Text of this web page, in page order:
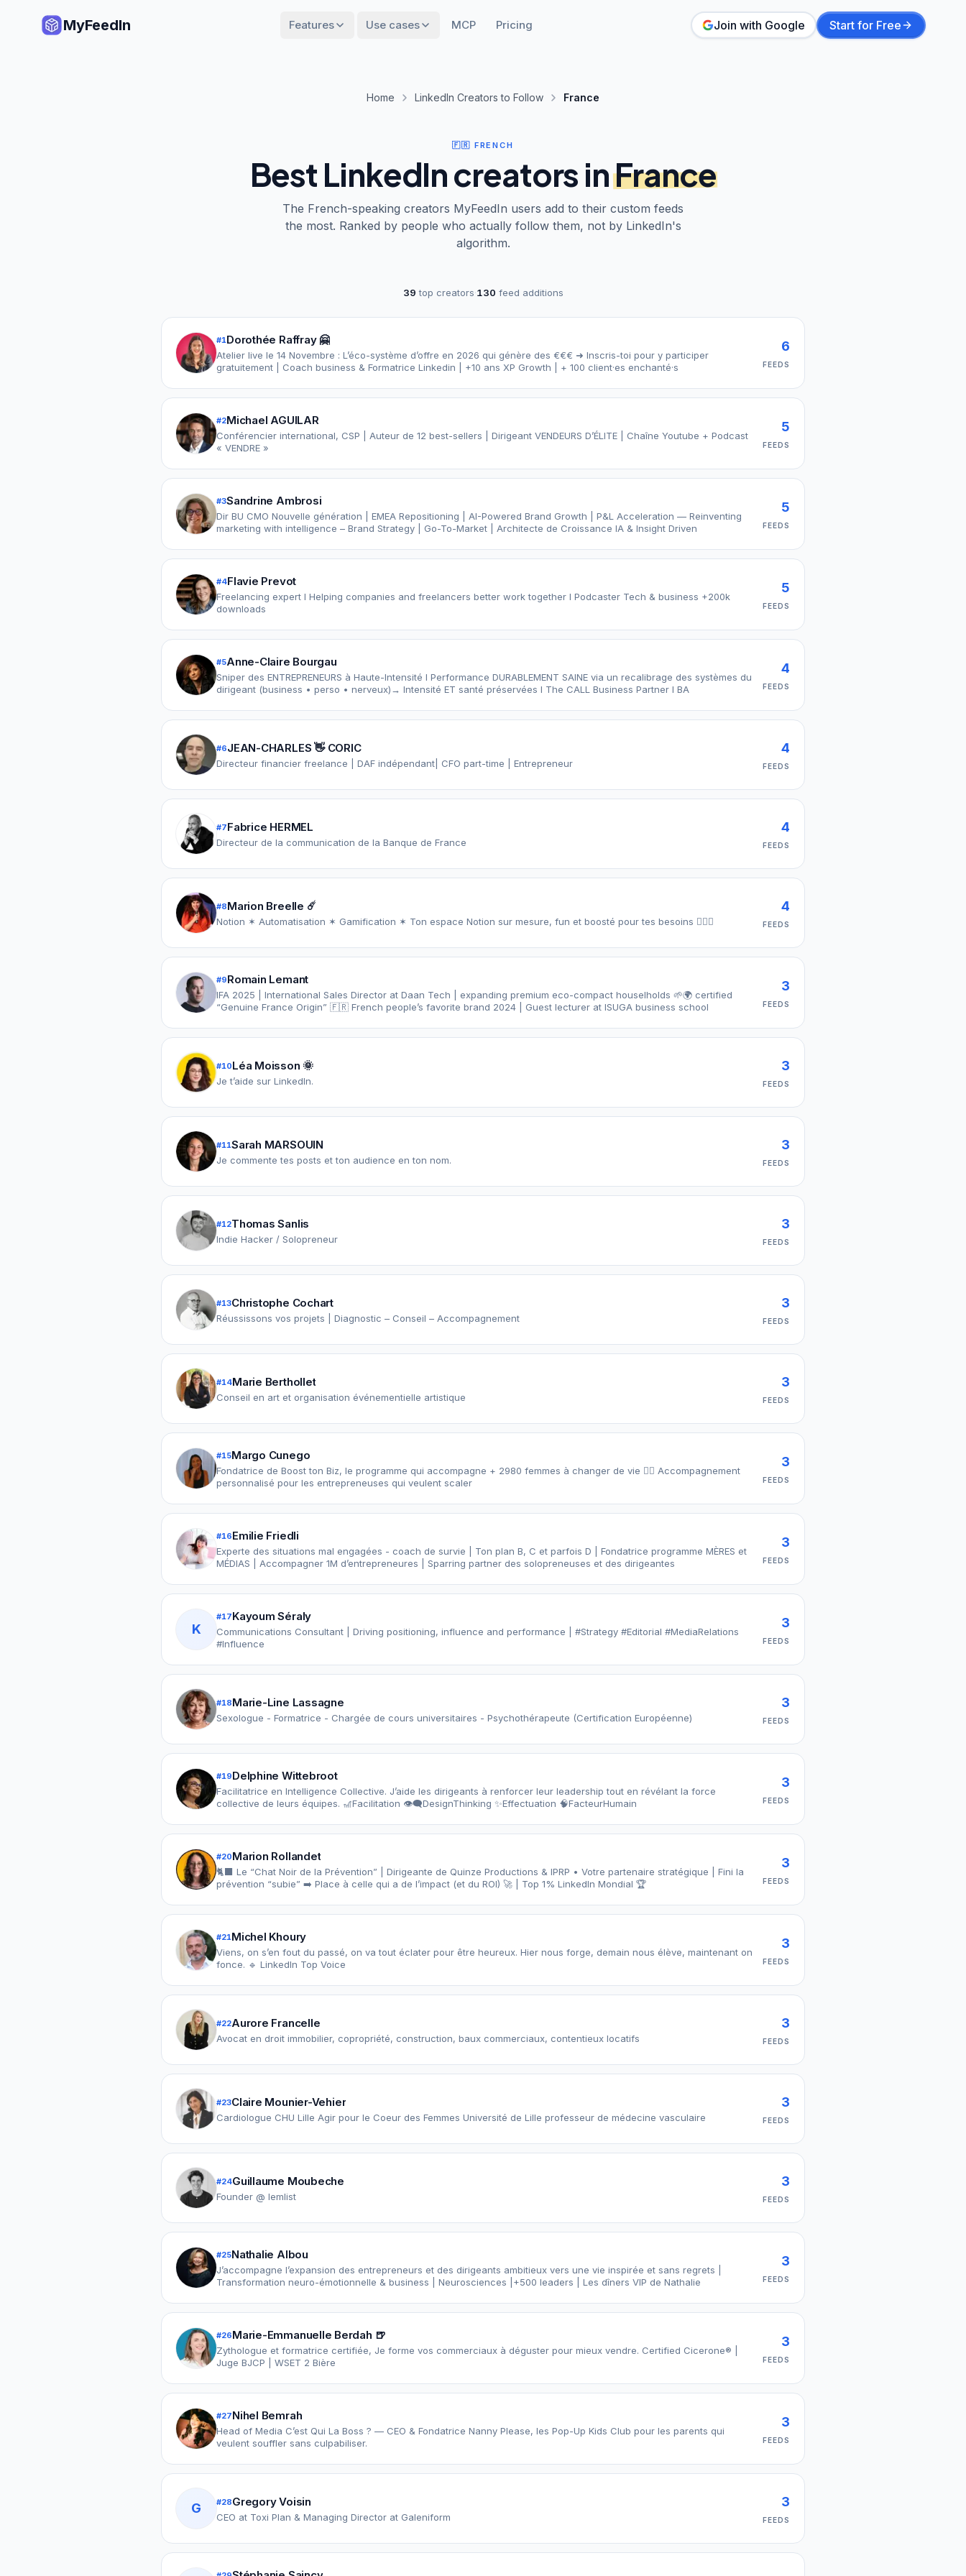
MyFeedIn Features Use cases MCP Pricing Join with Google Start for Free
Home LinkedIn Creators to Follow France
🇫🇷 FRENCH
Best LinkedIn creators inFrance
The French-speaking creators MyFeedIn users add to their custom feeds
the most. Ranked by people who actually follow them, not by LinkedIn's
algorithm.
39 top creators·130 feed additions
#1Dorothée Raffray 🤗
Atelier live le 14 Novembre : L’éco-système d’offre en 2026 qui génère des €€€ ➜ Inscris-toi pour y participer
gratuitement | Coach business & Formatrice Linkedin | +10 ans XP Growth | + 100 client·es enchanté·s
6
FEEDS
#2Michael AGUILAR
Conférencier international, CSP | Auteur de 12 best-sellers | Dirigeant VENDEURS D’ÉLITE | Chaîne Youtube + Podcast
« VENDRE »
5
FEEDS
#3Sandrine Ambrosi
Dir BU CMO Nouvelle génération | EMEA Repositioning | AI-Powered Brand Growth | P&L Acceleration — Reinventing
marketing with intelligence – Brand Strategy | Go-To-Market | Architecte de Croissance IA & Insight Driven
5
FEEDS
#4Flavie Prevot
Freelancing expert I Helping companies and freelancers better work together I Podcaster Tech & business +200k
downloads
5
FEEDS
#5Anne-Claire Bourgau
Sniper des ENTREPRENEURS à Haute-Intensité I Performance DURABLEMENT SAINE via un recalibrage des systèmes du
dirigeant (business • perso • nerveux)→ Intensité ET santé préservées I The CALL Business Partner I BA
4
FEEDS
#6JEAN-CHARLES 👋 CORIC
Directeur financier freelance | DAF indépendant| CFO part-time | Entrepreneur
4
FEEDS
#7Fabrice HERMEL
Directeur de la communication de la Banque de France
4
FEEDS
#8Marion Breelle ☄️
Notion ✶ Automatisation ✶ Gamification ✶ Ton espace Notion sur mesure, fun et boosté pour tes besoins 🧚🏻‍♀️
4
FEEDS
#9Romain Lemant
IFA 2025 | International Sales Director at Daan Tech | expanding premium eco-compact houselholds 🌱🌍 certified
“Genuine France Origin” 🇫🇷 French people’s favorite brand 2024 | Guest lecturer at ISUGA business school
3
FEEDS
#10Léa Moisson 🌞
Je t’aide sur LinkedIn.
3
FEEDS
#11Sarah MARSOUIN
Je commente tes posts et ton audience en ton nom.
3
FEEDS
#12Thomas Sanlis
Indie Hacker / Solopreneur
3
FEEDS
#13Christophe Cochart
Réussissons vos projets | Diagnostic – Conseil – Accompagnement
3
FEEDS
#14Marie Berthollet
Conseil en art et organisation événementielle artistique
3
FEEDS
#15Margo Cunego
Fondatrice de Boost ton Biz, le programme qui accompagne + 2980 femmes à changer de vie 👉🏻 Accompagnement
personnalisé pour les entrepreneuses qui veulent scaler
3
FEEDS
#16Emilie Friedli
Experte des situations mal engagées - coach de survie | Ton plan B, C et parfois D | Fondatrice programme MÈRES et
MÉDIAS | Accompagner 1M d’entrepreneures | Sparring partner des solopreneuses et des dirigeantes
3
FEEDS
K
#17Kayoum Séraly
Communications Consultant | Driving positioning, influence and performance | #Strategy #Editorial #MediaRelations
#Influence
3
FEEDS
#18Marie-Line Lassagne
Sexologue - Formatrice - Chargée de cours universitaires - Psychothérapeute (Certification Européenne)
3
FEEDS
#19Delphine Wittebroot
Facilitatrice en Intelligence Collective. J’aide les dirigeants à renforcer leur leadership tout en révélant la force
collective de leurs équipes. 🎢Facilitation 👁️‍🗨️DesignThinking ✨Effectuation ​🧠FacteurHumain
3
FEEDS
#20Marion Rollandet
🐈‍⬛ Le “Chat Noir de la Prévention” | Dirigeante de Quinze Productions & IPRP • Votre partenaire stratégique | Fini la
prévention “subie” ➡️ Place à celle qui a de l’impact (et du ROI) 🚀 | Top 1% LinkedIn Mondial 🏆
3
FEEDS
#21Michel Khoury
Viens, on s’en fout du passé, on va tout éclater pour être heureux. Hier nous forge, demain nous élève, maintenant on
fonce. 🔹 LinkedIn Top Voice
3
FEEDS
#22Aurore Francelle
Avocat en droit immobilier, copropriété, construction, baux commerciaux, contentieux locatifs
3
FEEDS
#23Claire Mounier-Vehier
Cardiologue CHU Lille Agir pour le Coeur des Femmes Université de Lille professeur de médecine vasculaire
3
FEEDS
#24Guillaume Moubeche
Founder @ lemlist
3
FEEDS
#25Nathalie Albou
J’accompagne l’expansion des entrepreneurs et des dirigeants ambitieux vers une vie inspirée et sans regrets |
Transformation neuro-émotionnelle & business | Neurosciences |+500 leaders | Les dîners VIP de Nathalie
3
FEEDS
#26Marie-Emmanuelle Berdah 🍺
Zythologue et formatrice certifiée, Je forme vos commerciaux à déguster pour mieux vendre. Certified Cicerone® |
Juge BJCP | WSET 2 Bière
3
FEEDS
#27Nihel Bemrah
Head of Media C’est Qui La Boss ? — CEO & Fondatrice Nanny Please, les Pop-Up Kids Club pour les parents qui
veulent souffler sans culpabiliser.
3
FEEDS
G #28Gregory Voisin
CEO at Toxi Plan & Managing Director at Galeniform
3
FEEDS